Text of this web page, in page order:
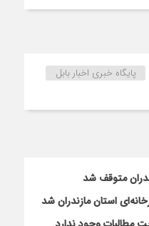
پایگاه خبری اخبار بابل
متوقف شد
استان مازندران شد